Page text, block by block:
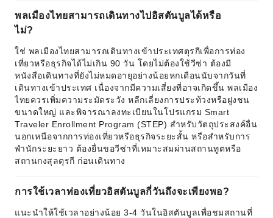
พลเมืองไทยสามารถเดินทางไปอิสตันบูลได้หรือ
ไม่?
ใช่ พลเมืองไทยสามารถเดินทางเข้าประเทศตุรกีเพื่อการท่อง
เที่ยวหรือธุรกิจได้ไม่เกิน 90 วัน โดยไม่ต้องใช้วีซ่า ต้องมี
หนังสือเดินทางที่ยังไม่หมดอายุอย่างน้อยหกเดือนนับจากวันที่
เดินทางเข้าประเทศ เนื่องจากมีความเสี่ยงที่อาจเกิดขึ้น พลเมือง
ไทยควรเพิ่มความระมัดระวัง หลีกเลี่ยงการประท้วงหรือฝูงชน
ขนาดใหญ่ และพิจารณาลงทะเบียนในโปรแกรม Smart
Traveler Enrollment Program (STEP) สำหรับวัตถุประสงค์อื่น
นอกเหนือจากการท่องเที่ยวหรือธุรกิจระยะสั้น หรือสำหรับการ
พำนักระยะยาว ต้องยื่นขอวีซ่าที่เหมาะสมผ่านสถานทูตหรือ
สถานกงสุลตุรกี ก่อนเดินทาง
การใช้เวลาท่องเที่ยวอิสตันบูลกี่วันถึงจะเพียงพอ?
แนะนำให้ใช้เวลาอย่างน้อย 3-4 วันในอิสตันบูลเพื่อชมสถานที่